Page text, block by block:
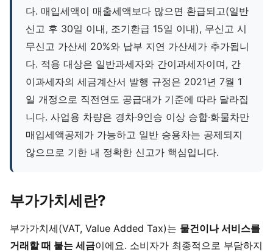
다. 매입세액이 매출세액보다 많으면 환급되고(일반
신고 후 30일 이내, 조기환급 15일 이내), 무신고 시
무신고 가산세 20%와 납부 지연 가산세가 추가됩니
다. 적용 대상은 일반과세자와 간이과세자이며, 간
이과세자의 세금계산서 발행 규정은 2021년 7월 1
일 개정으로 직전연도 공급대가 기준에 따라 달라집
니다. 사업용 차량은 경차·9인승 이상 승합·화물차만
매입세액공제가 가능하고 일반 승용차는 공제되지
않으므로 기한 내 정확한 신고가 핵심입니다.
부가가치세란?
부가가치세(VAT, Value Added Tax)는 물건이나 서비스를
거래할 때 붙는 세금이에요. 소비자가 최종적으로 부담하지